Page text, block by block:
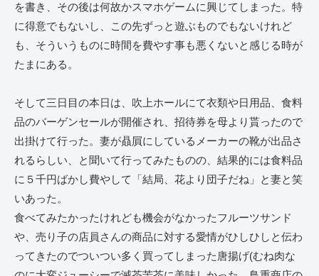
を書き、その後は何故かスマホゲームに興じてしまった。特
に得意でもないし、この先ずっと遊ぶものでもないけれど
も、そういうものに時間を費やす事も悪くないと感じる時が
たまにある。
そして三日目の本日は、吹上ホールにて衣類や日用品、食料
品のバーゲンセールが開催され、招待券を母より貰ったので
出掛けて行った。妻が贔屓にしているメーカーの靴が出品さ
れるらしい、と聞いて行ってみたものの、結果的には食料品
に５千円ばかし費やして「結局、花より団子だね」と妻と笑
いあった。
食べてみたかったけれども機会がなかったフルーツサンド
や、売り子の店員さんの商品に対する愛情がひしひしと伝わ
ってきたのでついつい多く買ってしまった唐揚げ(むね肉な